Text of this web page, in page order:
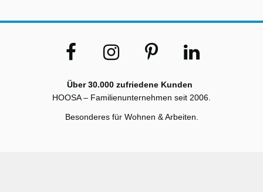
Über 30.000 zufriedene Kunden
HOOSA – Familienunternehmen seit 2006.
Besonderes für Wohnen & Arbeiten.